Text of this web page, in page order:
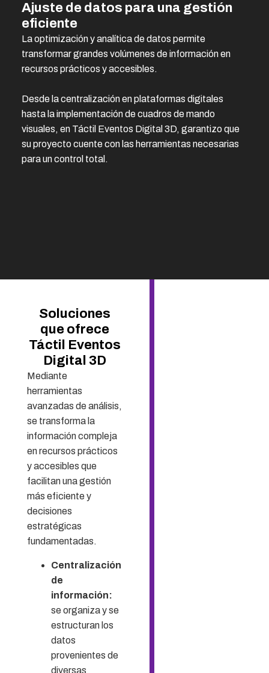
Ajuste de datos para una gestión
eficiente
La optimización y analítica de datos permite
transformar grandes volúmenes de información en
recursos prácticos y accesibles.
Desde la centralización en plataformas digitales
hasta la implementación de cuadros de mando
visuales, en Táctil Eventos Digital 3D, garantizo que
su proyecto cuente con las herramientas necesarias
para un control total.
Soluciones
que ofrece
Táctil Eventos
Digital 3D
Mediante
herramientas
avanzadas de análisis,
se transforma la
información compleja
en recursos prácticos
y accesibles que
facilitan una gestión
más eficiente y
decisiones
estratégicas
fundamentadas.
Centralización
de
información:
se organiza y se
estructuran los
datos
provenientes de
diversas